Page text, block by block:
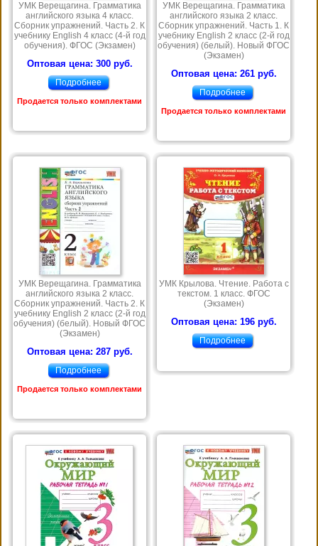
УМК Верещагина. Грамматика
английского языка 4 класс.
Сборник упражнений. Часть 2. К
учебнику English 4 класс (4-й год
обучения). ФГОС (Экзамен)
Оптовая цена: 300 руб.
Подробнее
Продается только комплектами
УМК Верещагина. Грамматика
английского языка 2 класс.
Сборник упражнений. Часть 1. К
учебнику English 2 класс (2-й год
обучения) (белый). Новый ФГОС
(Экзамен)
Оптовая цена: 261 руб.
Подробнее
Продается только комплектами
УМК Верещагина. Грамматика
английского языка 2 класс.
Сборник упражнений. Часть 2. К
учебнику English 2 класс (2-й год
обучения) (белый). Новый ФГОС
(Экзамен)
Оптовая цена: 287 руб.
Подробнее
Продается только комплектами
УМК Крылова. Чтение. Работа с
текстом. 1 класс. ФГОС
(Экзамен)
Оптовая цена: 196 руб.
Подробнее